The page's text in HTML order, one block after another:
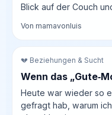
Blick auf der Couch
Von mamavonluis
💔 Beziehungen & Sucht
Wenn das
Heute war wieder so
gefragt hab, warum